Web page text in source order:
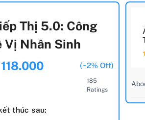
Thị 5.0: Công
Vị Nhân Sinh
118.000 (~2% Off)
185
Ratings
thúc sau: